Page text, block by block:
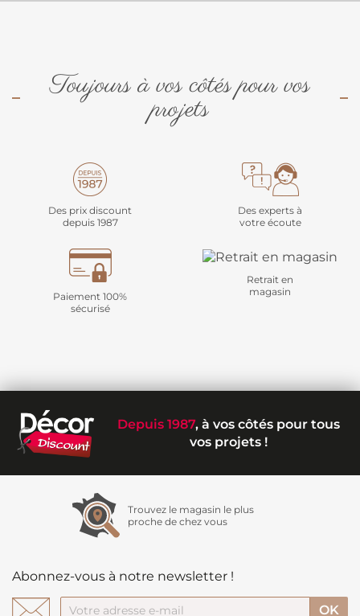
Toujours à vos côtés pour vos
projets
Des prix discount
depuis 1987
Des experts à
votre écoute
Paiement 100%
sécurisé
Retrait en
magasin
Depuis 1987, à vos côtés pour tous
vos projets !
Trouvez le magasin le plus
proche de chez vous
Abonnez-vous à notre newsletter !